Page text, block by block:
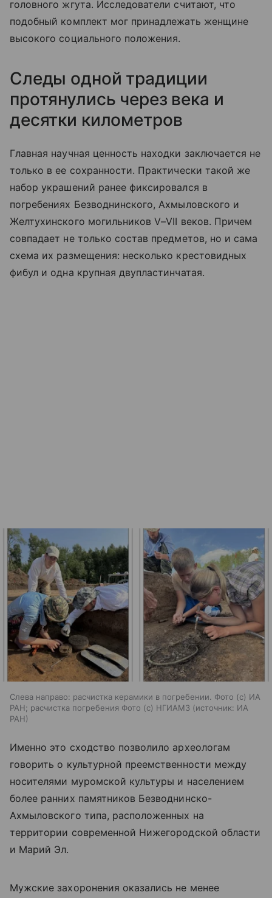
головного жгута. Исследователи считают, что
подобный комплект мог принадлежать женщине
высокого социального положения.
Следы одной традиции
протянулись через века и
десятки километров
Главная научная ценность находки заключается не
только в ее сохранности. Практически такой же
набор украшений ранее фиксировался в
погребениях Безводнинского, Ахмыловского и
Желтухинского могильников V–VII веков. Причем
совпадает не только состав предметов, но и сама
схема их размещения: несколько крестовидных
фибул и одна крупная двупластинчатая.
Слева направо: расчистка керамики в погребении. Фото (с) ИА
РАН; расчистка погребения Фото (с) НГИАМЗ
источник: ИА
РАН
Именно это сходство позволило археологам
говорить о культурной преемственности между
носителями муромской культуры и населением
более ранних памятников Безводнинско-
Ахмыловского типа, расположенных на
территории современной Нижегородской области
и Марий Эл.
Мужские захоронения оказались не менее